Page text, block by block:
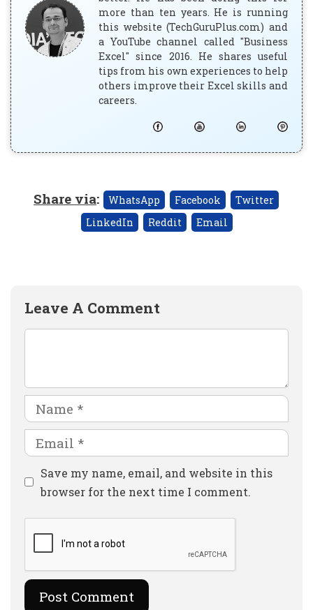
more than ten years. He is running
this website (TechGuruPlus.com) and
a YouTube channel called "Business
Excel" since 2016. He shares useful
tips from his own experiences to help
others improve their Excel skills and
careers.
Share via: WhatsApp Facebook
Twitter
LinkedIn
Reddit Email
Leave A Comment
Name
Email
Website
Save my name, email, and website in this
browser for the next time I comment.